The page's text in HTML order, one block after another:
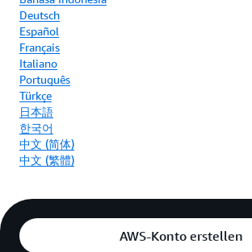
Deutsch
Español
Français
Italiano
Português
Türkçe
日本語
한국어
中文 (简体)
中文 (繁體)
AWS-Konto erstellen